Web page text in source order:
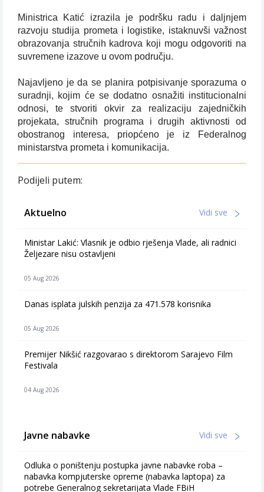
Ministrica Katić izrazila je podršku radu i daljnjem
razvoju studija prometa i logistike, istaknuvši važnost
obrazovanja stručnih kadrova koji mogu odgovoriti na
suvremene izazove u ovom području.
Najavljeno je da se planira potpisivanje sporazuma o
suradnji, kojim će se dodatno osnažiti institucionalni
odnosi, te stvoriti okvir za realizaciju zajedničkih
projekata, stručnih programa i drugih aktivnosti od
obostranog interesa, priopćeno je iz Federalnog
ministarstva prometa i komunikacija.
Podijeli putem:
Aktuelno Vidi sve
Ministar Lakić: Vlasnik je odbio rješenja Vlade, ali radnici
Željezare nisu ostavljeni
05 Aug 2026
Danas isplata julskih penzija za 471.578 korisnika
05 Aug 2026
Premijer Nikšić razgovarao s direktorom Sarajevo Film
Festivala
04 Aug 2026
Javne nabavke Vidi sve
Odluka o poništenju postupka javne nabavke roba –
nabavka kompjuterske opreme (nabavka laptopa) za
potrebe Generalnog sekretarijata Vlade FBiH